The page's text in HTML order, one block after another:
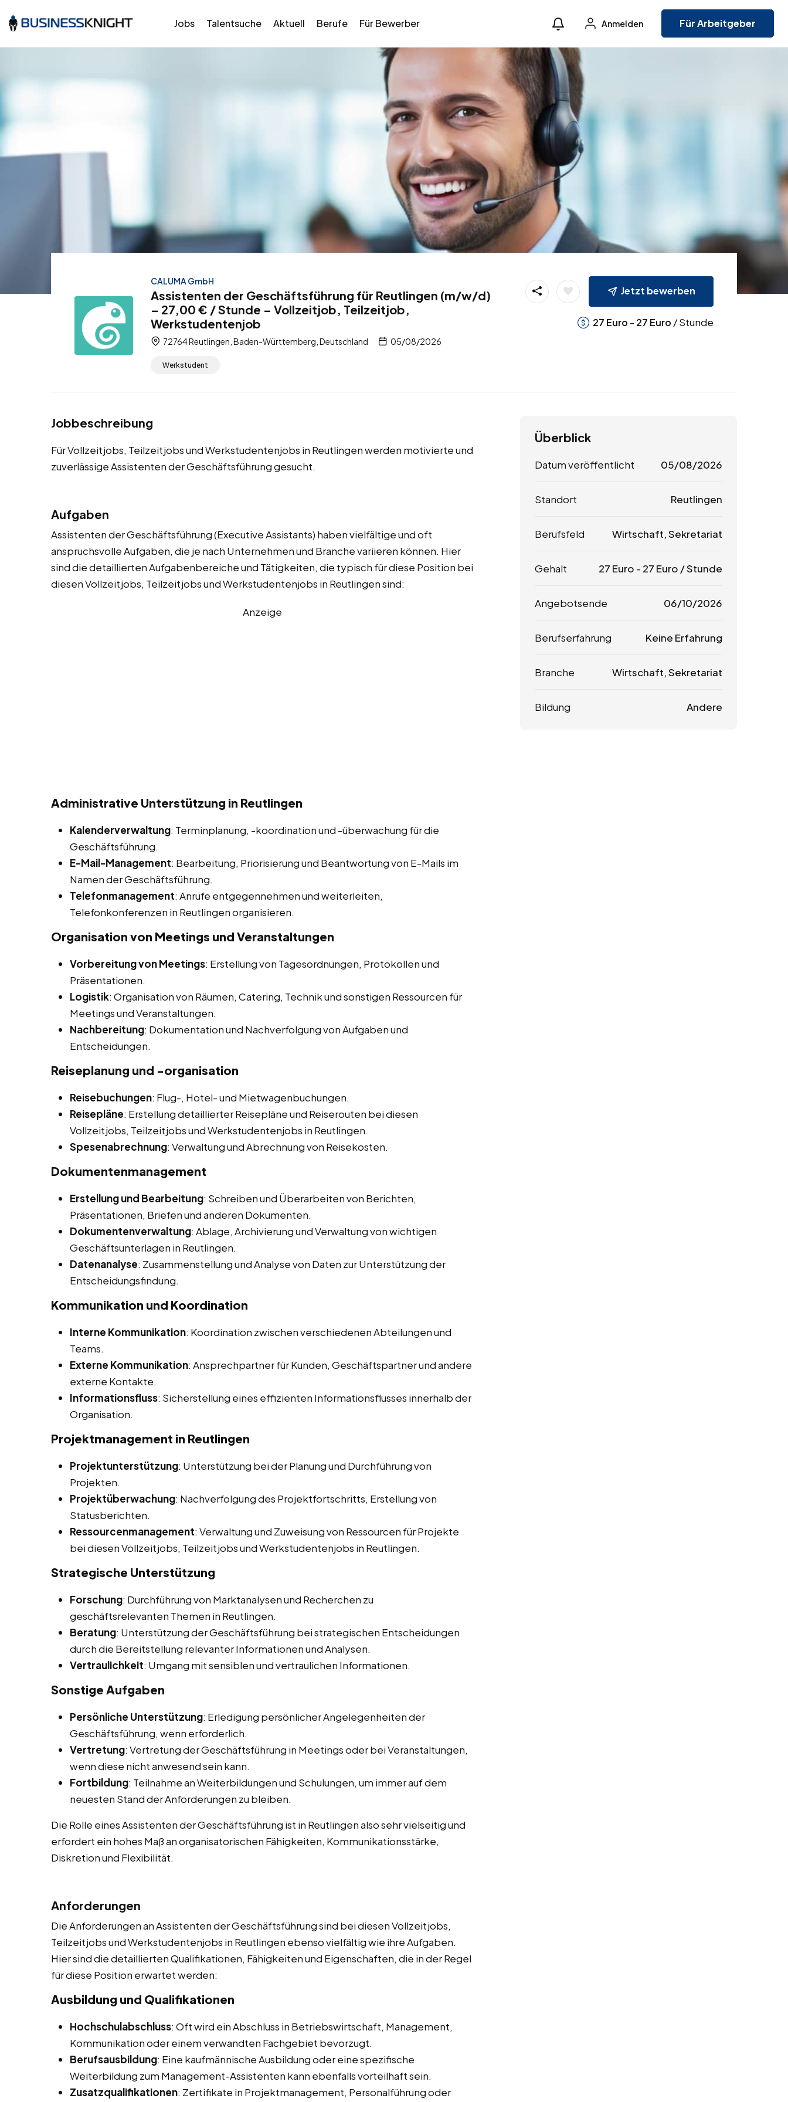
Jobs Talentsuche Aktuell Berufe Für Bewerber Anmelden Für Arbeitgeber
CALUMA GmbH
Assistenten der Geschäftsführung für Reutlingen (m/w/d)
– 27,00 € / Stunde – Vollzeitjob, Teilzeitjob,
Werkstudentenjob
72764 Reutlingen, Baden-Württemberg, Deutschland 05/08/2026
Werkstudent
Jetzt bewerben
27 Euro - 27 Euro / Stunde
Jobbeschreibung
Für Vollzeitjobs, Teilzeitjobs und Werkstudentenjobs in Reutlingen werden motivierte und
zuverlässige Assistenten der Geschäftsführung gesucht.
Aufgaben
Assistenten der Geschäftsführung (Executive Assistants) haben vielfältige und oft
anspruchsvolle Aufgaben, die je nach Unternehmen und Branche variieren können. Hier
sind die detaillierten Aufgabenbereiche und Tätigkeiten, die typisch für diese Position bei
diesen Vollzeitjobs, Teilzeitjobs und Werkstudentenjobs in Reutlingen sind:
Anzeige
Administrative Unterstützung in Reutlingen
Kalenderverwaltung: Terminplanung, -koordination und -überwachung für die
Geschäftsführung.
E-Mail-Management: Bearbeitung, Priorisierung und Beantwortung von E-Mails im
Namen der Geschäftsführung.
Telefonmanagement: Anrufe entgegennehmen und weiterleiten,
Telefonkonferenzen in Reutlingen organisieren.
Organisation von Meetings und Veranstaltungen
Vorbereitung von Meetings: Erstellung von Tagesordnungen, Protokollen und
Präsentationen.
Logistik: Organisation von Räumen, Catering, Technik und sonstigen Ressourcen für
Meetings und Veranstaltungen.
Nachbereitung: Dokumentation und Nachverfolgung von Aufgaben und
Entscheidungen.
Reiseplanung und -organisation
Reisebuchungen: Flug-, Hotel- und Mietwagenbuchungen.
Reisepläne: Erstellung detaillierter Reisepläne und Reiserouten bei diesen
Vollzeitjobs, Teilzeitjobs und Werkstudentenjobs in Reutlingen.
Spesenabrechnung: Verwaltung und Abrechnung von Reisekosten.
Dokumentenmanagement
Erstellung und Bearbeitung: Schreiben und Überarbeiten von Berichten,
Präsentationen, Briefen und anderen Dokumenten.
Dokumentenverwaltung: Ablage, Archivierung und Verwaltung von wichtigen
Geschäftsunterlagen in Reutlingen.
Datenanalyse: Zusammenstellung und Analyse von Daten zur Unterstützung der
Entscheidungsfindung.
Kommunikation und Koordination
Interne Kommunikation: Koordination zwischen verschiedenen Abteilungen und
Teams.
Externe Kommunikation: Ansprechpartner für Kunden, Geschäftspartner und andere
externe Kontakte.
Informationsfluss: Sicherstellung eines effizienten Informationsflusses innerhalb der
Organisation.
Projektmanagement in Reutlingen
Projektunterstützung: Unterstützung bei der Planung und Durchführung von
Projekten.
Projektüberwachung: Nachverfolgung des Projektfortschritts, Erstellung von
Statusberichten.
Ressourcenmanagement: Verwaltung und Zuweisung von Ressourcen für Projekte
bei diesen Vollzeitjobs, Teilzeitjobs und Werkstudentenjobs in Reutlingen.
Strategische Unterstützung
Forschung: Durchführung von Marktanalysen und Recherchen zu
geschäftsrelevanten Themen in Reutlingen.
Beratung: Unterstützung der Geschäftsführung bei strategischen Entscheidungen
durch die Bereitstellung relevanter Informationen und Analysen.
Vertraulichkeit: Umgang mit sensiblen und vertraulichen Informationen.
Sonstige Aufgaben
Persönliche Unterstützung: Erledigung persönlicher Angelegenheiten der
Geschäftsführung, wenn erforderlich.
Vertretung: Vertretung der Geschäftsführung in Meetings oder bei Veranstaltungen,
wenn diese nicht anwesend sein kann.
Fortbildung: Teilnahme an Weiterbildungen und Schulungen, um immer auf dem
neuesten Stand der Anforderungen zu bleiben.
Die Rolle eines Assistenten der Geschäftsführung ist in Reutlingen also sehr vielseitig und
erfordert ein hohes Maß an organisatorischen Fähigkeiten, Kommunikationsstärke,
Diskretion und Flexibilität.
Anforderungen
Die Anforderungen an Assistenten der Geschäftsführung sind bei diesen Vollzeitjobs,
Teilzeitjobs und Werkstudentenjobs in Reutlingen ebenso vielfältig wie ihre Aufgaben.
Hier sind die detaillierten Qualifikationen, Fähigkeiten und Eigenschaften, die in der Regel
für diese Position erwartet werden:
Ausbildung und Qualifikationen
Hochschulabschluss: Oft wird ein Abschluss in Betriebswirtschaft, Management,
Kommunikation oder einem verwandten Fachgebiet bevorzugt.
Berufsausbildung: Eine kaufmännische Ausbildung oder eine spezifische
Weiterbildung zum Management-Assistenten kann ebenfalls vorteilhaft sein.
Zusatzqualifikationen: Zertifikate in Projektmanagement, Personalführung oder
Überblick
Datum veröffentlicht 05/08/2026
Standort Reutlingen
Berufsfeld Wirtschaft, Sekretariat
Gehalt 27 Euro - 27 Euro / Stunde
Angebotsende 06/10/2026
Berufserfahrung Keine Erfahrung
Branche Wirtschaft, Sekretariat
Bildung Andere